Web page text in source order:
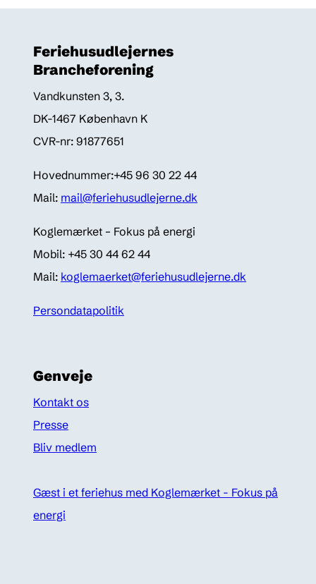
Feriehusudlejernes
Brancheforening
Vandkunsten 3, 3.
DK-1467 København K
CVR-nr: 91877651
Hovednummer:+45 96 30 22 44
Mail: mail@feriehusudlejerne.dk
Koglemærket – Fokus på energi
Mobil: +45 30 44 62 44
Mail: koglemaerket@feriehusudlejerne.dk
Persondatapolitik
Genveje
Kontakt os
Presse
Bliv medlem
Gæst i et feriehus med Koglemærket - Fokus på
energi